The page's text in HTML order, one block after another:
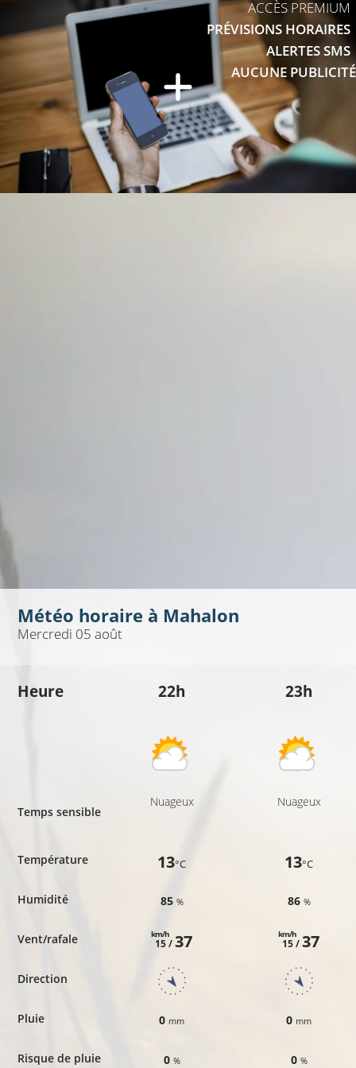
ACCÈS PREMIUM
PRÉVISIONS HORAIRES
ALERTES SMS
AUCUNE PUBLICITÉ
Météo horaire à Mahalon
Mercredi 05 août
Heure
Temps sensible
Température
Humidité
Vent/rafale
Direction
Pluie
Risque de pluie
22h
Nuageux
13°C
85 %
15 /
km/h 37
0 mm
0 %
23h
Nuageux
13°C
86 %
15 /
km/h 37
0 mm
0 %